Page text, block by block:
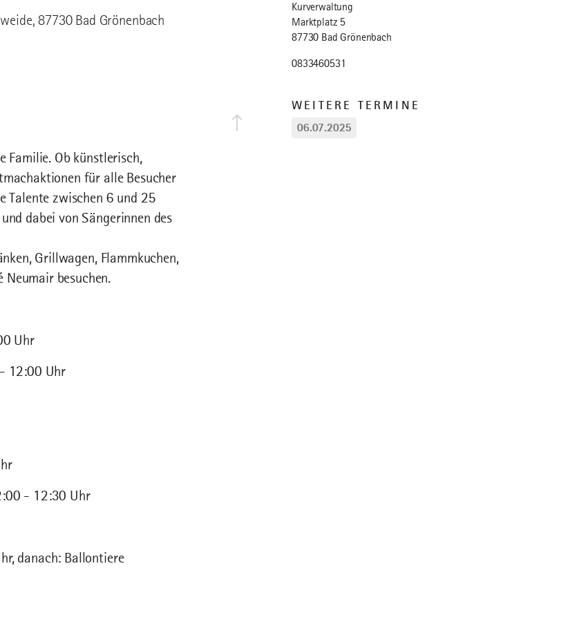
87730 Bad Grönenbach
Familie. Ob künstlerisch,
für alle Besucher
Talente zwischen 6 und 25
dabei von Sängerinnen des
Grillwagen, Flammkuchen,
Neumair besuchen.
Uhr
12:00 Uhr
- 12:30 Uhr
danach: Ballontiere
Kurverwaltung
Marktplatz 5
87730 Bad Grönenbach
0833460531
WEITERE TERMINE
06.07.2025